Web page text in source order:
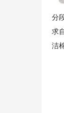
分
求
洁